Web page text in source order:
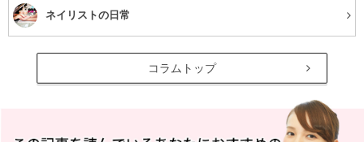
ネイリストの日常
コラムトップ